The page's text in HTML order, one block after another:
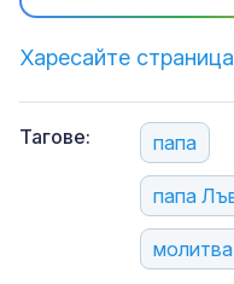
Харесайте
Тагове: папа
папа
молитва